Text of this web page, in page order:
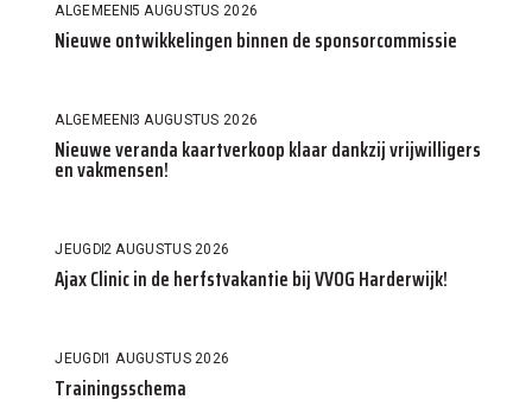
ALGEMEEN5 AUGUSTUS 2026
Nieuwe ontwikkelingen binnen de sponsorcommissie
ALGEMEEN3 AUGUSTUS 2026
Nieuwe veranda kaartverkoop klaar dankzij vrijwilligers
en vakmensen!
JEUGD2 AUGUSTUS 2026
Ajax Clinic in de herfstvakantie bij VVOG Harderwijk!
JEUGD1 AUGUSTUS 2026
Trainingsschema